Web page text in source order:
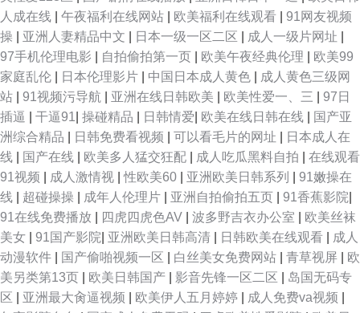
人成在线
午夜福利在线网站 欧美福利在线观看
91网友视频
操
亚洲人妻精品中文 日本一级一区二区 成人一级片网址
97手机伦理电影
自拍偷拍第一页 欧美午夜经典伦理
欧美99
家庭乱伦
日本伦理影片 中国日本成人黄色
成人黄色三级网
站
91视频污导航 亚洲在线日韩欧美 欧美性爱一、三
97日
插逼
干逼91 操碰精品 日韩情爱 欧美在线日韩在线
国产亚
洲综合精品
日韩免费看视频 可以看毛片的网址
日本成人在
线
国产在线 欧美多人猛交狂配 成人吃瓜黑料自拍
在线观看
91视频
成人激情视 |性欧美60 亚洲欧美日韩系列
91嫩操在
线
超碰操操 成年人伦理片 亚洲自拍偷拍五页 91香蕉影院
91在线免费播放
四虎四虎色AV 波多野吉衣办公室
欧美丝袜
美女
91国产影院 亚洲欧美日韩高清 日韩欧美在线观看
成人
动漫软件
国产偷啪视频一区 白丝美女免费网站 青草视屏
欧
美另类第13页
欧美日韩国产 影音先锋一区二区
岛国无码专
区
亚洲最大肏逼视频 欧美伊人五月婷婷 成人免费va视频